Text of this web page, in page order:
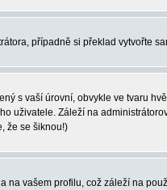
případně si překlad vytvořte
s vaší úrovní, obvykle ve tvaru
uživatele. Záleží na
že se šiknou!)
vašem profilu, což záleží na